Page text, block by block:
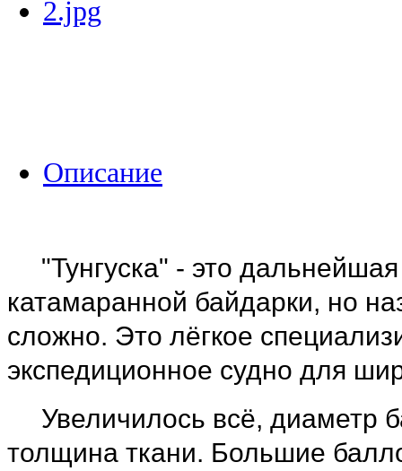
Описание
"Тунгуска" - это
катамаранной байдарки, но
сложно. Это лёгкое
экспедиционное судно для
Увеличилось всё, диаметр
толщина ткани. Большие